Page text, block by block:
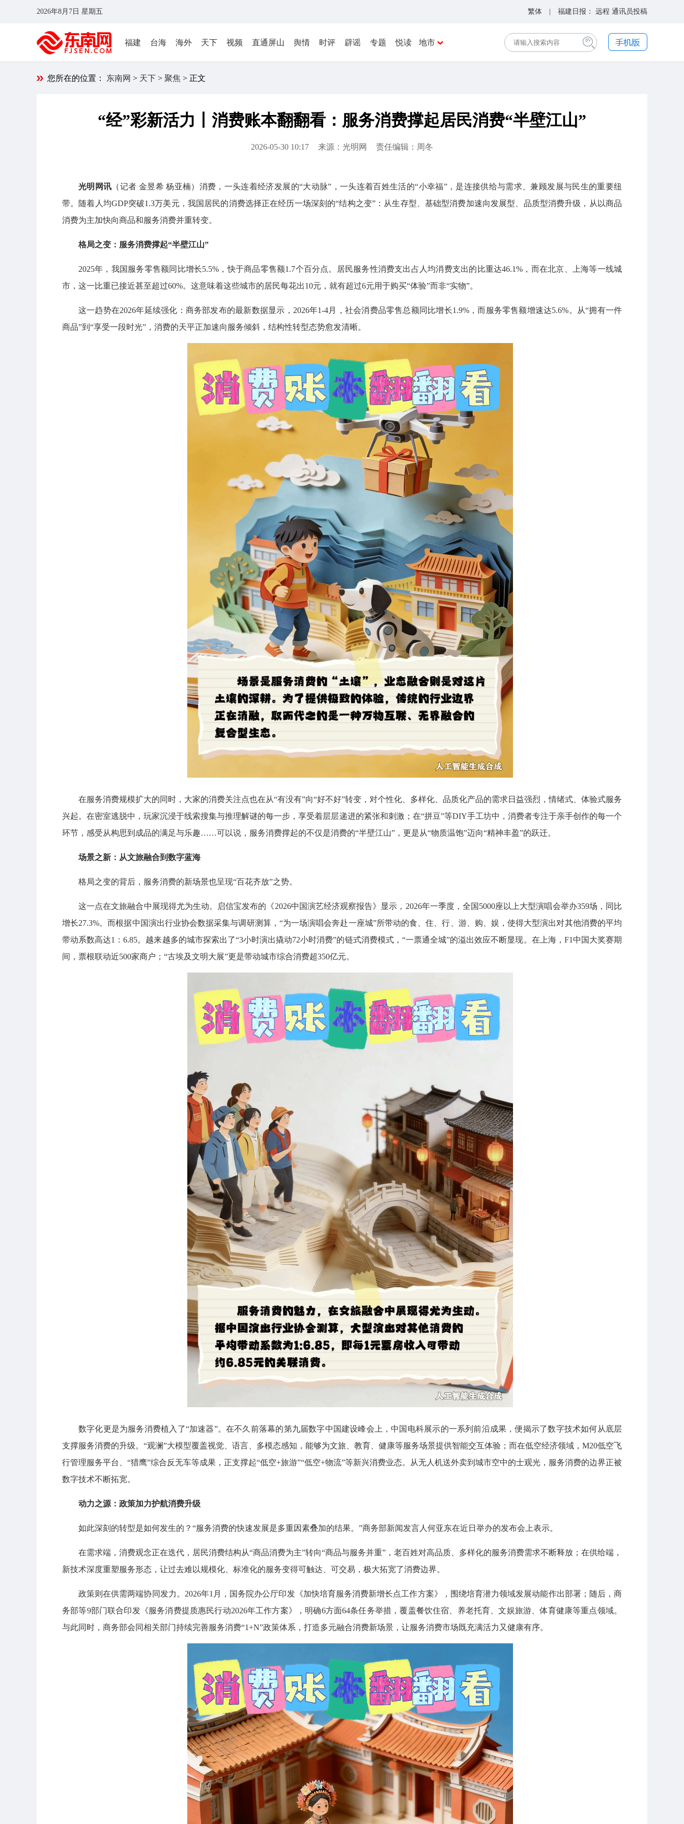
2026年8月7日 星期五 繁体 | 福建日报： 远程 通讯员投稿
福建 台海 海外 天下 视频 直通屏山 舆情 时评 辟谣 专题 悦读 地市
您所在的位置： 东南网 > 天下 > 聚焦 > 正文
“经”彩新活力丨消费账本翻翻看：服务消费撑起居民消费“半壁江山”
2026-05-30 10:17 来源：光明网 责任编辑：周冬
光明网讯 （记者 金昱希 杨亚楠）消费，一头连着经济发展的“大动脉”，一头连着百姓生活的“小幸福”，是连接供给与需求、兼顾发展与民生的重要纽
带。随着人均GDP突破1.3万美元，我国居民的消费选择正在经历一场深刻的“结构之变”：从生存型、基础型消费加速向发展型、品质型消费升级，从以商品
消费为主加快向商品和服务消费并重转变。
格局之变：服务消费撑起“半壁江山”
2025年，我国服务零售额同比增长5.5%，快于商品零售额1.7个百分点。居民服务性消费支出占人均消费支出的比重达46.1%，而在北京、上海等一线城
市，这一比重已接近甚至超过60%。这意味着这些城市的居民每花出10元，就有超过6元用于购买“体验”而非“实物”。
这一趋势在2026年延续强化：商务部发布的最新数据显示，2026年1-4月，社会消费品零售总额同比增长1.9%，而服务零售额增速达5.6%。从“拥有一件
商品”到“享受一段时光”，消费的天平正加速向服务倾斜，结构性转型态势愈发清晰。
在服务消费规模扩大的同时，大家的消费关注点也在从“有没有”向“好不好”转变，对个性化、多样化、品质化产品的需求日益强烈，情绪式、体验式服务
兴起。在密室逃脱中，玩家沉浸于线索搜集与推理解谜的每一步，享受着层层递进的紧张和刺激；在“拼豆”等DIY手工坊中，消费者专注于亲手创作的每一个
环节，感受从构思到成品的满足与乐趣……可以说，服务消费撑起的不仅是消费的“半壁江山”，更是从“物质温饱”迈向“精神丰盈”的跃迁。
场景之新：从文旅融合到数字蓝海
格局之变的背后，服务消费的新场景也呈现“百花齐放”之势。
这一点在文旅融合中展现得尤为生动。启信宝发布的《2026中国演艺经济观察报告》显示，2026年一季度，全国5000座以上大型演唱会举办359场，同比
增长27.3%。而根据中国演出行业协会数据采集与调研测算，“为一场演唱会奔赴一座城”所带动的食、住、行、游、购、娱，使得大型演出对其他消费的平均
带动系数高达1：6.85。越来越多的城市探索出了“3小时演出撬动72小时消费”的链式消费模式，“一票通全城”的溢出效应不断显现。在上海，F1中国大奖赛期
间，票根联动近500家商户；“古埃及文明大展”更是带动城市综合消费超350亿元。
数字化更是为服务消费植入了“加速器”。在不久前落幕的第九届数字中国建设峰会上，中国电科展示的一系列前沿成果，便揭示了数字技术如何从底层
支撑服务消费的升级。“观澜”大模型覆盖视觉、语言、多模态感知，能够为文旅、教育、健康等服务场景提供智能交互体验；而在低空经济领域，M20低空飞
行管理服务平台、“猎鹰”综合反无车等成果，正支撑起“低空+旅游”“低空+物流”等新兴消费业态。从无人机送外卖到城市空中的士观光，服务消费的边界正被
数字技术不断拓宽。
动力之源：政策加力护航消费升级
如此深刻的转型是如何发生的？“服务消费的快速发展是多重因素叠加的结果。”商务部新闻发言人何亚东在近日举办的发布会上表示。
在需求端，消费观念正在迭代，居民消费结构从“商品消费为主”转向“商品与服务并重”，老百姓对高品质、多样化的服务消费需求不断释放；在供给端，
新技术深度重塑服务形态，让过去难以规模化、标准化的服务变得可触达、可交易，极大拓宽了消费边界。
政策则在供需两端协同发力。2026年1月，国务院办公厅印发《加快培育服务消费新增长点工作方案》，围绕培育潜力领域发展动能作出部署；随后，商
务部等9部门联合印发《服务消费提质惠民行动2026年工作方案》，明确6方面64条任务举措，覆盖餐饮住宿、养老托育、文娱旅游、体育健康等重点领域。
与此同时，商务部会同相关部门持续完善服务消费“1+N”政策体系，打造多元融合消费新场景，让服务消费市场既充满活力又健康有序。